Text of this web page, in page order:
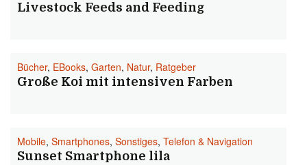
Livestock Feeds and Feeding
Bücher, EBooks, Garten, Natur, Ratgeber
Große Koi mit intensiven Farben
Mobile, Smartphones, Sonstiges, Telefon & Navigation
Sunset Smartphone lila